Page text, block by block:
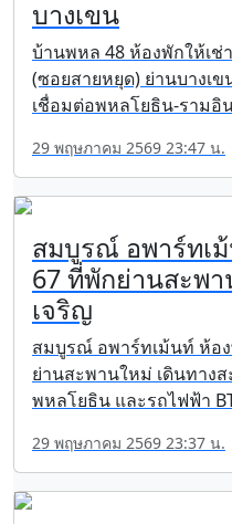
บางเขน
บ้านพหล 48 ห้องพักให้เช่
(ซอยสายหยุด) ย่านบางเ
เชื่อมต่อพหลโยธิน-รามอิ
29 พฤษภาคม 2569 23:47 น.
สมบูรณ์ อพาร์ทเ
67 ที่พักย่านสะพ
เจริญ
สมบูรณ์ อพาร์ทเม้นท์ ห้อ
ย่านสะพานใหม่ เดินทาง
พหลโยธิน และรถไฟฟ้า
29 พฤษภาคม 2569 23:37 น.